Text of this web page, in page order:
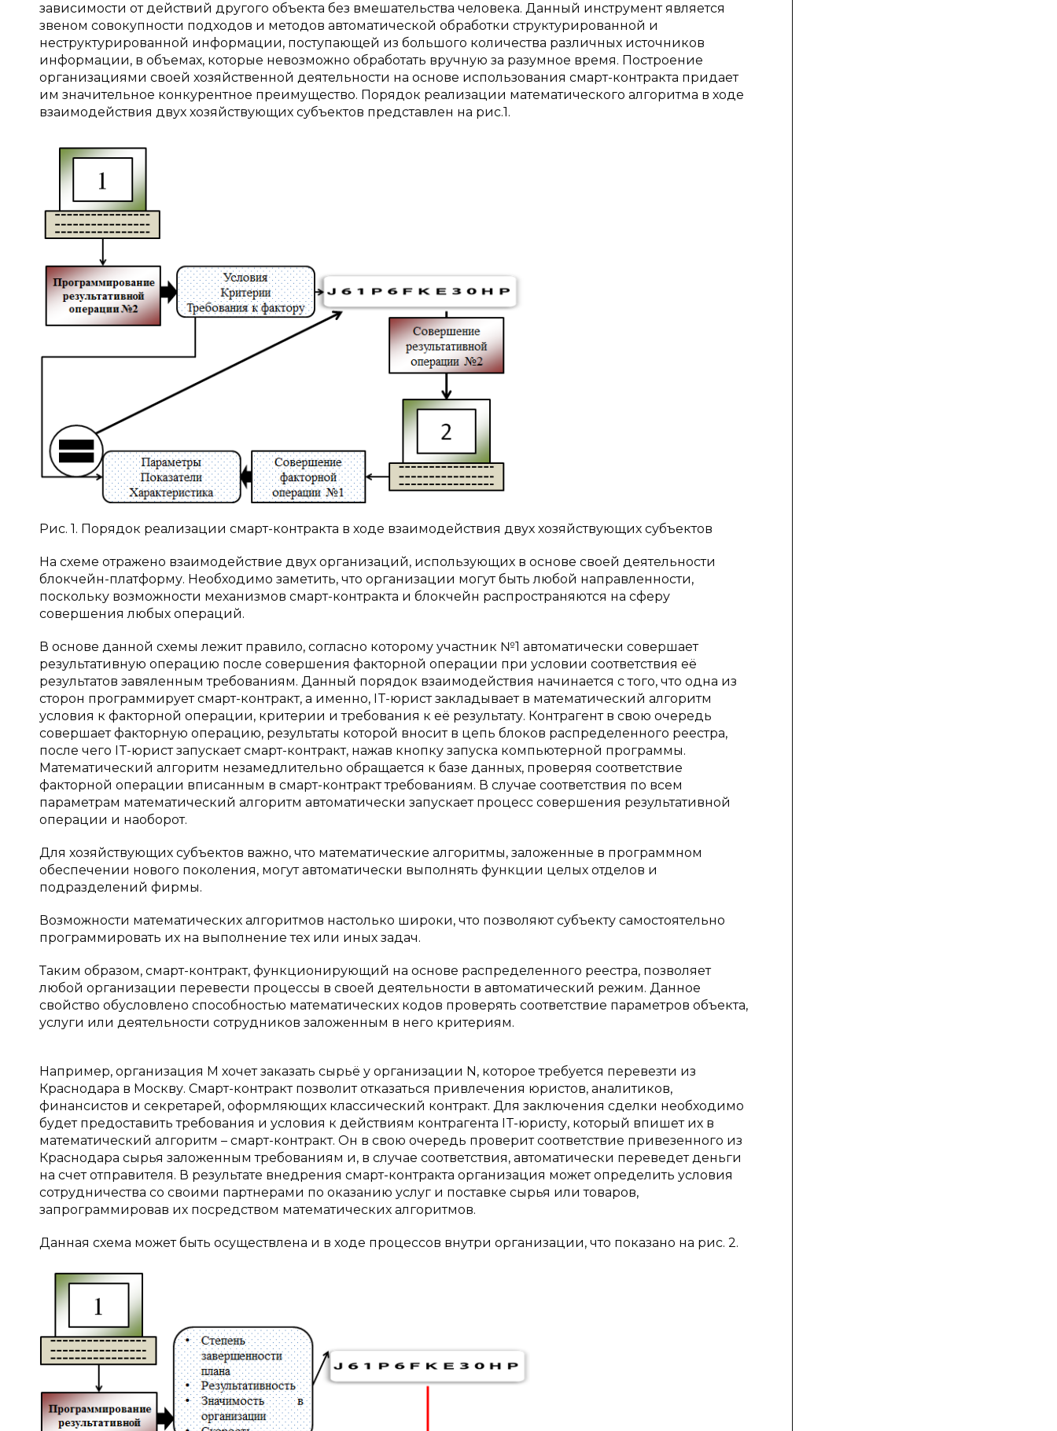
зависимости от действий другого объекта без вмешательства человека. Данный инструмент является
звеном совокупности подходов и методов автоматической обработки структурированной и
неструктурированной информации, поступающей из большого количества различных источников
информации, в объемах, которые невозможно обработать вручную за разумное время. Построение
организациями своей хозяйственной деятельности на основе использования смарт-контракта придает
им значительное конкурентное преимущество. Порядок реализации математического алгоритма в ходе
взаимодействия двух хозяйствующих субъектов представлен на рис.1.
Рис. 1. Порядок реализации смарт-контракта в ходе взаимодействия двух хозяйствующих субъектов
На схеме отражено взаимодействие двух организаций, использующих в основе своей деятельности
блокчейн-платформу. Необходимо заметить, что организации могут быть любой направленности,
поскольку возможности механизмов смарт-контракта и блокчейн распространяются на сферу
совершения любых операций.
В основе данной схемы лежит правило, согласно которому участник №1 автоматически совершает
результативную операцию после совершения факторной операции при условии соответствия её
результатов завяленным требованиям. Данный порядок взаимодействия начинается с того, что одна из
сторон программирует смарт-контракт, а именно, IT-юрист закладывает в математический алгоритм
условия к факторной операции, критерии и требования к её результату. Контрагент в свою очередь
совершает факторную операцию, результаты которой вносит в цепь блоков распределенного реестра,
после чего IT-юрист запускает смарт-контракт, нажав кнопку запуска компьютерной программы.
Математический алгоритм незамедлительно обращается к базе данных, проверяя соответствие
факторной операции вписанным в смарт-контракт требованиям. В случае соответствия по всем
параметрам математический алгоритм автоматически запускает процесс совершения результативной
операции и наоборот.
Для хозяйствующих субъектов важно, что математические алгоритмы, заложенные в программном
обеспечении нового поколения, могут автоматически выполнять функции целых отделов и
подразделений фирмы.
Возможности математических алгоритмов настолько широки, что позволяют субъекту самостоятельно
программировать их на выполнение тех или иных задач.
Таким образом, смарт-контракт, функционирующий на основе распределенного реестра, позволяет
любой организации перевести процессы в своей деятельности в автоматический режим. Данное
свойство обусловлено способностью математических кодов проверять соответствие параметров объекта,
услуги или деятельности сотрудников заложенным в него критериям.
Например, организация M хочет заказать сырьё у организации N, которое требуется перевезти из
Краснодара в Москву. Смарт-контракт позволит отказаться привлечения юристов, аналитиков,
финансистов и секретарей, оформляющих классический контракт. Для заключения сделки необходимо
будет предоставить требования и условия к действиям контрагента IT-юристу, который впишет их в
математический алгоритм – смарт-контракт. Он в свою очередь проверит соответствие привезенного из
Краснодара сырья заложенным требованиям и, в случае соответствия, автоматически переведет деньги
на счет отправителя. В результате внедрения смарт-контракта организация может определить условия
сотрудничества со своими партнерами по оказанию услуг и поставке сырья или товаров,
запрограммировав их посредством математических алгоритмов.
Данная схема может быть осуществлена и в ходе процессов внутри организации, что показано на рис. 2.